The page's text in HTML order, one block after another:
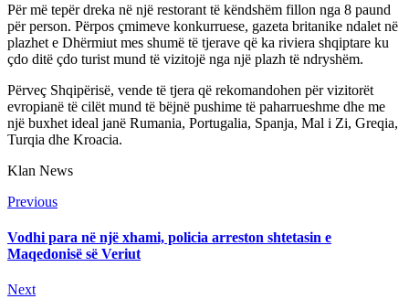
Për më tepër dreka në një restorant të këndshëm fillon nga 8 paund
për person. Përpos çmimeve konkurruese, gazeta britanike ndalet në
plazhet e Dhërmiut mes shumë të tjerave që ka riviera shqiptare ku
çdo ditë çdo turist mund të vizitojë nga një plazh të ndryshëm.
Përveç Shqipërisë, vende të tjera që rekomandohen për vizitorët
evropianë të cilët mund të bëjnë pushime të paharrueshme dhe me
një buxhet ideal janë Rumania, Portugalia, Spanja, Mal i Zi, Greqia,
Turqia dhe Kroacia.
Klan News
Continue
Reading
PreviousPrevious
Vodhi para në një xhami, policia arreston shtetasin e
Maqedonisë së Veriut
NextNext